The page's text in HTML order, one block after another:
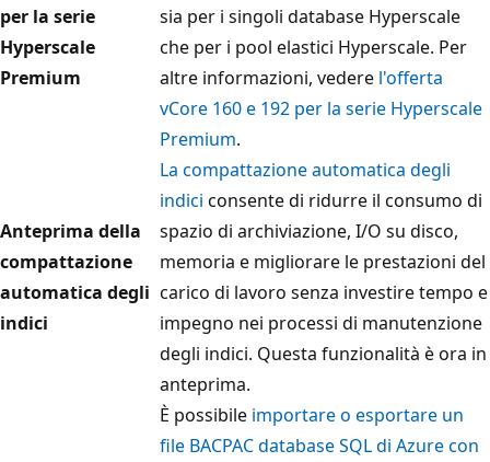
per la serie
Hyperscale
Premium
sia per i singoli database Hyperscale
che per i pool elastici Hyperscale. Per
altre informazioni, vedere l'offerta
vCore 160 e 192 per la serie Hyperscale
Premium.
Anteprima della
compattazione
automatica degli
indici
La compattazione automatica degli
indici consente di ridurre il consumo di
spazio di archiviazione, I/O su disco,
memoria e migliorare le prestazioni del
carico di lavoro senza investire tempo e
impegno nei processi di manutenzione
degli indici. Questa funzionalità è ora in
anteprima.
È possibile importare o esportare un
file BACPAC database SQL di Azure con